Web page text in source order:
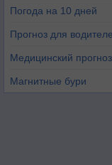
Погода на 10 дней
Прогноз для
Медицинский прогноз
Магнитные бури